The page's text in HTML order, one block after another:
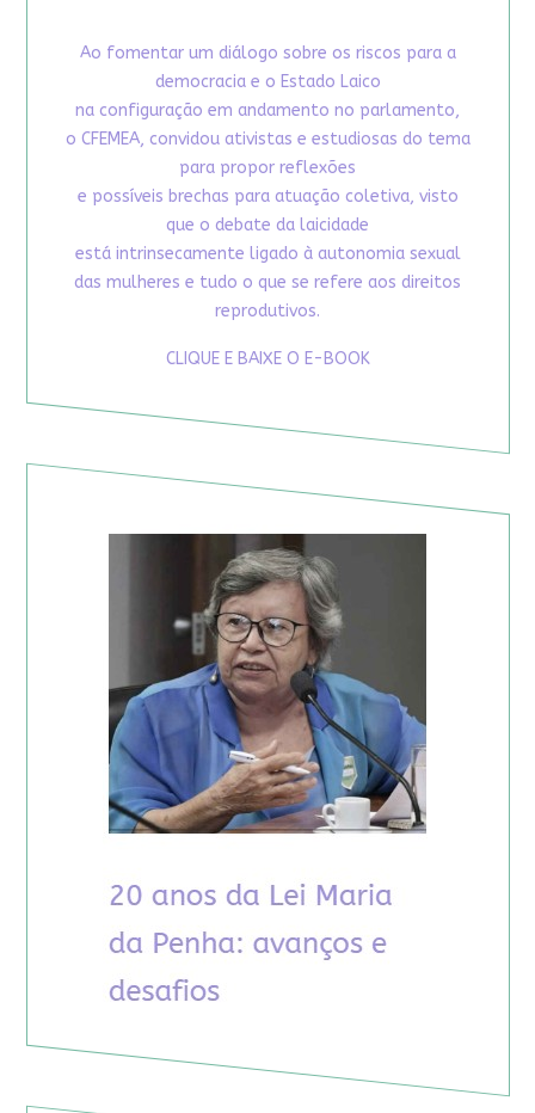
Ao fomentar um diálogo sobre os riscos para a
democracia e o Estado Laico
na configuração em andamento no parlamento,
o CFEMEA, convidou ativistas e estudiosas do tema
para propor reflexões
e possíveis brechas para atuação coletiva, visto
que o debate da laicidade
está intrinsecamente ligado à autonomia sexual
das mulheres e tudo o que se refere aos direitos
reprodutivos.
CLIQUE E BAIXE O E-BOOK